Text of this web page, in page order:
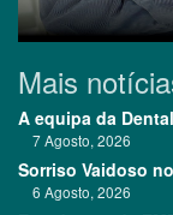
Mais
A equipa da
7 Agosto, 2026
Sorriso Vaidoso
6 Agosto, 2026